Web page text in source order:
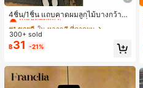
4ชิ้น/1ชิ้น แถบคาดผมลูกไม้บางกว้างยื
ดหยุ่นสำหรับผู้หญิง, แฟชั่นอเนกประสง
ค์พรีเมียมหรูหราสไตล์มินิมอล ผ้าพันคอ
เล็กๆ ห่วงผม อุปกรณ์เสริมผม, เหมาะสำ
หรับการออกไปข้างนอกประจำวัน, ลำล
อง, งานปาร์ตี้, การเดินทาง, การพักผ่อ
น, การมัดผม, การจัดทรงผม, การแต่งห
น้า, การจับคู่ชุด, อุปกรณ์เสริมประดับผ
ม
#1 ขายดี ใน หลากสี ที่คาดผม
เกือบหมดแล้ว!
#1 ขายดี ใน หลากสี ที่คาดผม
เกือบหมดแล้ว!
#1 ขายดี ใน หลากสี ที่คาดผม
เกือบหมดแล้ว!
#1 ขายดี ใน หลากสี ที่คาดผม
300+ sold
฿31 -21%